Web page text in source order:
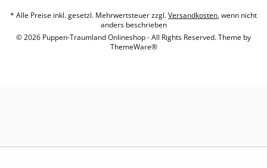
* Alle Preise inkl. gesetzl. Mehrwertsteuer zzgl.Versandkosten, wenn nicht
anders beschrieben
© 2026 Puppen-Traumland Onlineshop - All Rights Reserved. Theme by
ThemeWare®